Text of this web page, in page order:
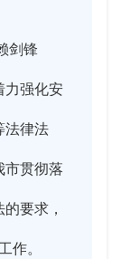
剑锋
力强化安
法律法
市贯彻落
要求，
作。